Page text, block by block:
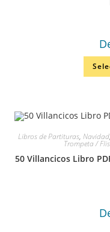
Libros de Partituras, Navidad,
Trompeta /
50 Villancicos Libro